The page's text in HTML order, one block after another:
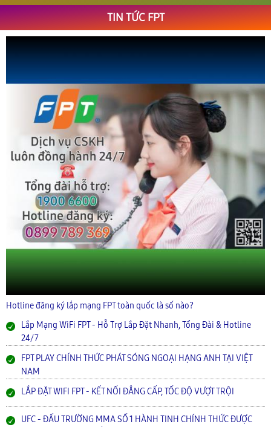
TIN TỨC FPT
Hotline đăng ký lắp mạng FPT toàn quốc là số nào?
Lắp Mạng WiFi FPT - Hỗ Trợ Lắp Đặt Nhanh, Tổng Đài & Hotline
24/7
FPT PLAY CHÍNH THỨC PHÁT SÓNG NGOẠI HẠNG ANH TẠI VIỆT
NAM
LẮP ĐẶT WIFI FPT - KẾT NỐI ĐẲNG CẤP, TỐC ĐỘ VƯỢT TRỘI
UFC - ĐẤU TRƯỜNG MMA SỐ 1 HÀNH TINH CHÍNH THỨC ĐƯỢC